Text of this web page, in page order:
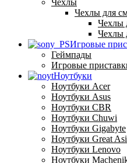
Чехлы для
Чехлы
Чехлы
Игровые
Геймпады
Игровые
Ноутбуки
Ноутбуки Acer
Ноутбуки Asus
Ноутбуки CBR
Ноутбуки Chuwi
Ноутбуки Gigabyte
Ноутбуки Great
Ноутбуки Lenovo
Ноутбуки